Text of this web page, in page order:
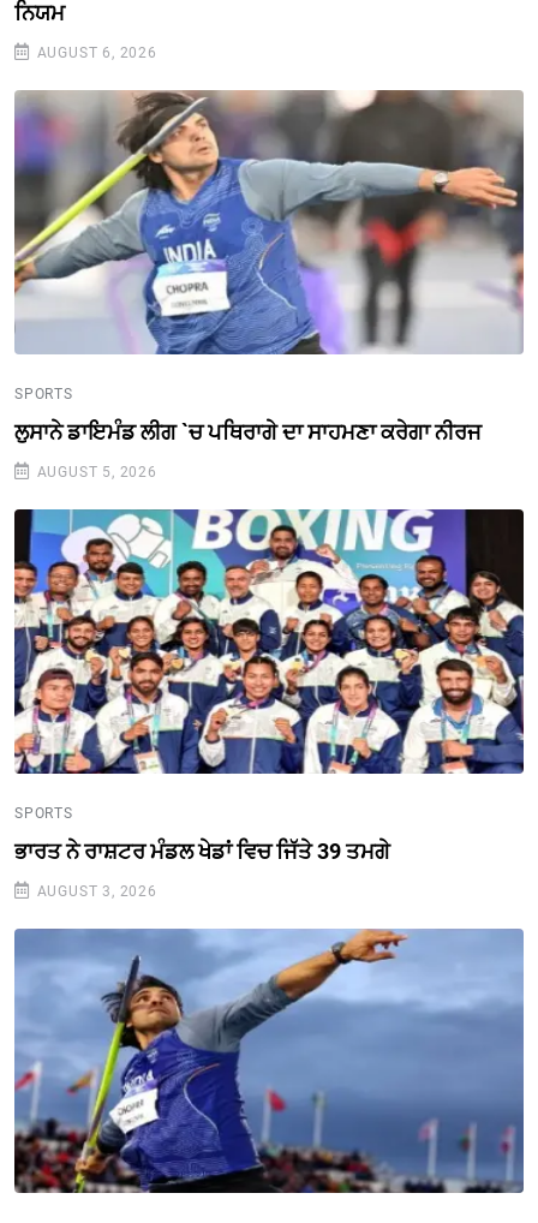
ਨਿਯਮ
AUGUST 6, 2026
SPORTS
ਲੁਸਾਨੇ ਡਾਇਮੰਡ ਲੀਗ `ਚ ਪਥਿਰਾਗੇ ਦਾ ਸਾਹਮਣਾ ਕਰੇਗਾ ਨੀਰਜ
AUGUST 5, 2026
SPORTS
ਭਾਰਤ ਨੇ ਰਾਸ਼ਟਰ ਮੰਡਲ ਖੇਡਾਂ ਵਿਚ ਜਿੱਤੇ 39 ਤਮਗੇ
AUGUST 3, 2026